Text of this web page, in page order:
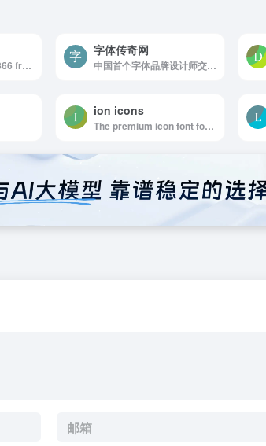
Abstract Fonts (13,866 free fonts)
字体传奇网
中国首个字体品牌设计师交流网
ion icons
The premium icon font for Ionic Framework